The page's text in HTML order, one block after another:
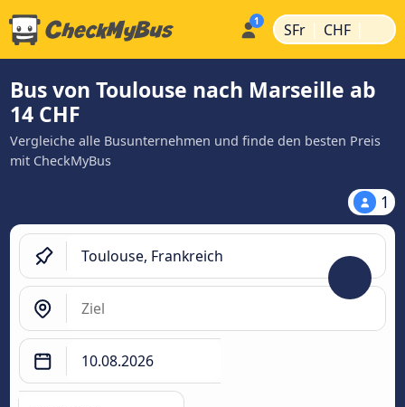
SFr | CHF |
Bus von Toulouse nach Marseille ab
14 CHF
Vergleiche alle Busunternehmen und finde den besten Preis
mit CheckMyBus
1